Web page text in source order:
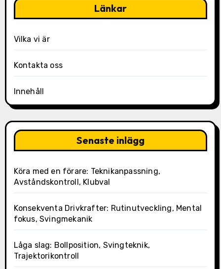
Länkar
Vilka vi är
Kontakta oss
Innehåll
Senaste inlägg
Köra med en förare: Teknikanpassning,
Avståndskontroll, Klubval
Konsekventa Drivkrafter: Rutinutveckling, Mental
fokus, Svingmekanik
Låga slag: Bollposition, Svingteknik,
Trajektorikontroll